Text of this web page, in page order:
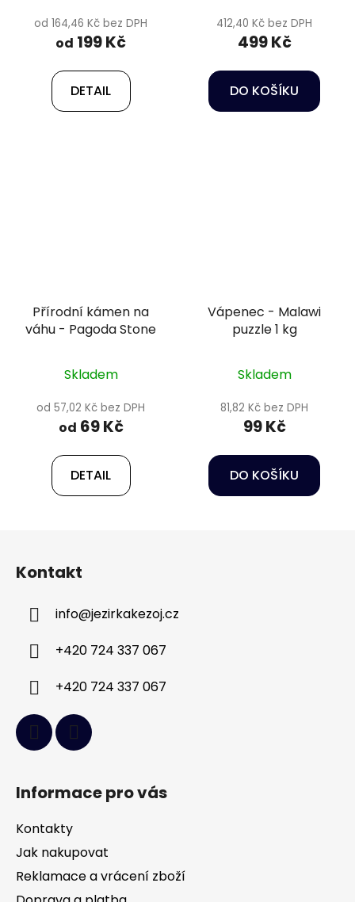
od 164,46 Kč bez DPH
od 199 Kč
DETAIL
412,40 Kč bez DPH
499 Kč
DO KOŠÍKU
Přírodní kámen na
váhu - Pagoda Stone
Skladem
od 57,02 Kč bez DPH
od 69 Kč
DETAIL
Vápenec - Malawi
puzzle 1 kg
Skladem
81,82 Kč bez DPH
99 Kč
DO KOŠÍKU
Kontakt
info@jezirkakezoj.cz
+420 724 337 067
+420 724 337 067
Informace pro vás
Kontakty
Jak nakupovat
Reklamace a vrácení zboží